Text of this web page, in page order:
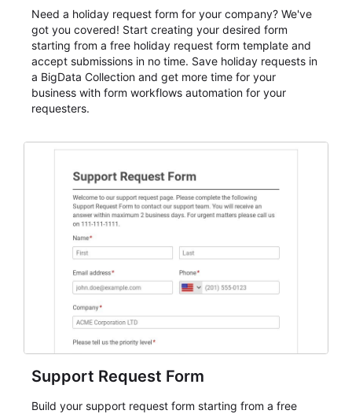
Need a holiday request form for your company? We've
got you covered! Start creating your desired form
starting from a free holiday request form template and
accept submissions in no time. Save holiday requests in
a BigData Collection and get more time for your
business with form workflows automation for your
requesters.
Support Request Form
Build your support request form starting from a free